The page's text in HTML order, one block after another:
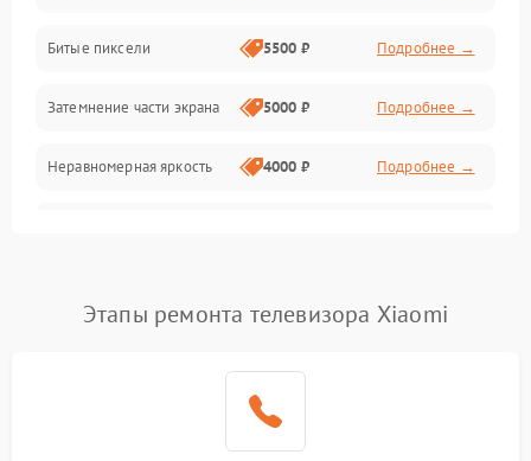
Механические повреждения
Программное обеспечение
Сеть и подключения
Битые пиксели 5500 ₽ Подробнее →
Затемнение части экрана 5000 ₽ Подробнее →
Неравномерная яркость 4000 ₽ Подробнее →
Этапы ремонта телевизора Xiaomi